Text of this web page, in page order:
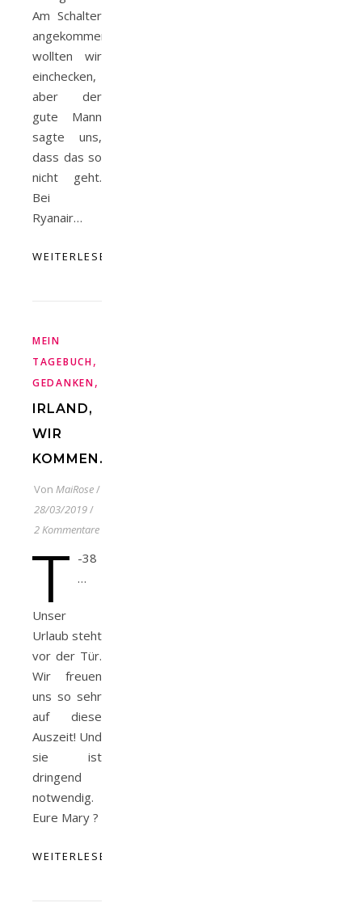
Am Schalter
angekommen,
wollten wir
einchecken,
aber der
gute Mann
sagte uns,
dass das so
nicht geht.
Bei
Ryanair…
WEITERLESEN
MEIN
TAGEBUCH,
GEDANKEN,
IRLAND,
WIR
KOMMEN…
Von MaiRose/
28/03/2019/
2 Kommentare
T -38
…
Unser
Urlaub steht
vor der Tür.
Wir freuen
uns so sehr
auf diese
Auszeit! Und
sie ist
dringend
notwendig.
Eure Mary ?
WEITERLESEN